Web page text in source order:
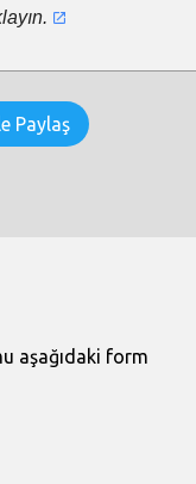
Paylaş
aşağıdaki form